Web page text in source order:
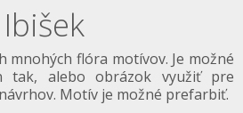
Ibišek
mnohých flóra motívov. Je možné
tak, alebo obrázok využiť pre
Motív je možné prefarbiť.